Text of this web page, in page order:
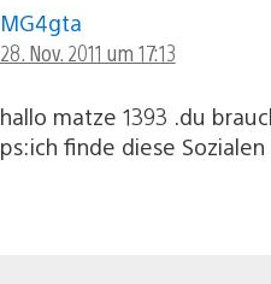
MG4gta
28. Nov. 2011 um 17:13
hallo matze 1393 .du
ps:ich finde diese